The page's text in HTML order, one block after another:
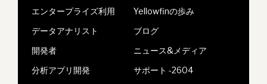
エンタープライズ利用
データアナリスト
開発者
分析アプリ開発
Yellowfinの歩み
ブログ
ニュース&メディア
サポート -2604